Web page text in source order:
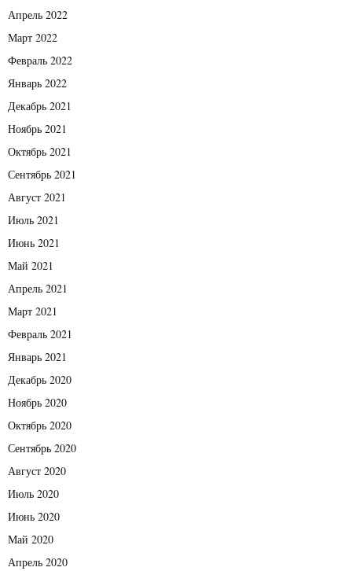
Апрель 2022
Март 2022
Февраль 2022
Январь 2022
Декабрь 2021
Ноябрь 2021
Октябрь 2021
Сентябрь 2021
Август 2021
Июль 2021
Июнь 2021
Май 2021
Апрель 2021
Март 2021
Февраль 2021
Январь 2021
Декабрь 2020
Ноябрь 2020
Октябрь 2020
Сентябрь 2020
Август 2020
Июль 2020
Июнь 2020
Май 2020
Апрель 2020